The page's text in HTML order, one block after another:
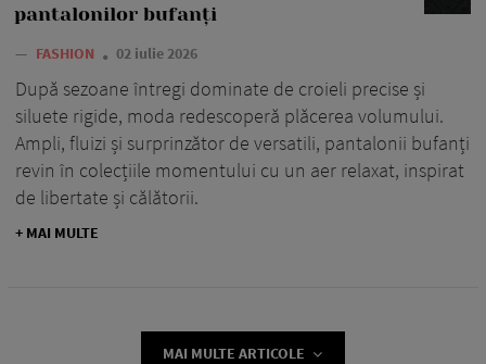
pantalonilor bufanți
— FASHION 02 iulie 2026
După sezoane întregi dominate de croieli precise și
siluete rigide, moda redescoperă plăcerea volumului.
Ampli, fluizi și surprinzător de versatili, pantalonii bufanți
revin în colecțiile momentului cu un aer relaxat, inspirat
de libertate și călătorii.
+ MAI MULTE
MAI MULTE ARTICOLE